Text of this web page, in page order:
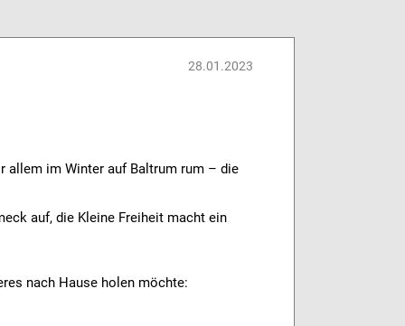
28.01.2023
allem im Winter auf Baltrum rum – die
auf, die Kleine Freiheit macht ein
nach Hause holen möchte: